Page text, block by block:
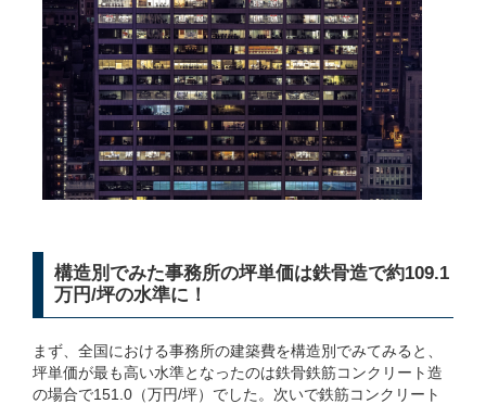
構造別でみた事務所の坪単価は鉄骨造で約109.1
万円/坪の水準に！
まず、全国における事務所の建築費を構造別でみてみると、
坪単価が最も高い水準となったのは鉄骨鉄筋コンクリート造
の場合で151.0（万円/坪）でした。次いで鉄筋コンクリート